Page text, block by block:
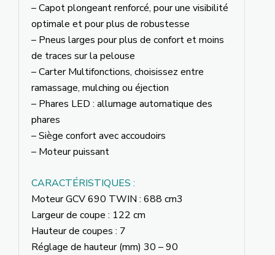
– Capot plongeant renforcé, pour une visibilité
optimale et pour plus de robustesse
– Pneus larges pour plus de confort et moins
de traces sur la pelouse
– Carter Multifonctions, choisissez entre
ramassage, mulching ou éjection
– Phares LED : allumage automatique des
phares
– Siège confort avec accoudoirs
– Moteur puissant
CARACTÉRISTIQUES :
Moteur GCV 690 TWIN : 688 cm3
Largeur de coupe : 122 cm
Hauteur de coupes : 7
Réglage de hauteur (mm) 30 – 90